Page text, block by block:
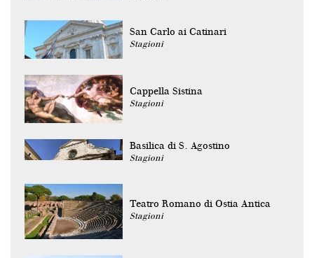
San Carlo ai Catinari
Stagioni
Cappella Sistina
Stagioni
Basilica di S. Agostino
Stagioni
Teatro Romano di Ostia Antica
Stagioni